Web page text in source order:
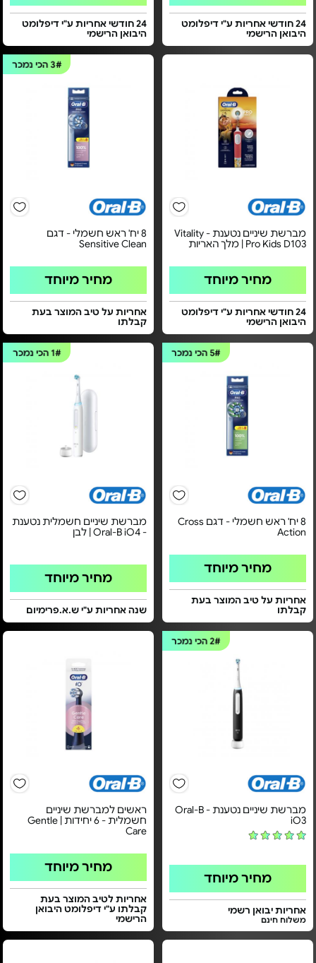
24 חודשי אחריות ע"י דיפלומט
היבואן הרישמי
24 חודשי אחריות ע"י דיפלומט
היבואן הרישמי
מברשת שיניים נטענת - Vitality
Pro Kids D103 | מלך האריות
מחיר מיוחד
24 חודשי אחריות ע"י דיפלומט
היבואן הרישמי
3#הכי נמכר
8 יח' ראש חשמלי - דגם
Sensitive Clean
מחיר מיוחד
אחריות על טיב המוצר בעת
קבלתו
5# הכי נמכר
8 יח' ראש חשמלי - דגם Cross
Action
מחיר מיוחד
אחריות על טיב המוצר בעת
קבלתו
1#הכי נמכר
מברשת שיניים חשמלית נטענת
- Oral-B iO4 | לבן
מחיר מיוחד
שנה אחריות ע"י ש.א.פרימיום
2#הכי נמכר
מברשת שיניים נטענת - Oral-B
iO3
מחיר מיוחד
אחריות יבואן רשמי
משלוח חינם
ראשים למברשת שיניים
חשמלית - 6 יחידות | Gentle
Care
מחיר מיוחד
אחריות לטיב המוצר בעת
קבלתו ע"י דיפלומט היבואן
הרישמי